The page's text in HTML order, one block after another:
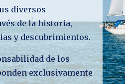
diversos
de la historia,
y descubrimientos.
de los
exclusivamente